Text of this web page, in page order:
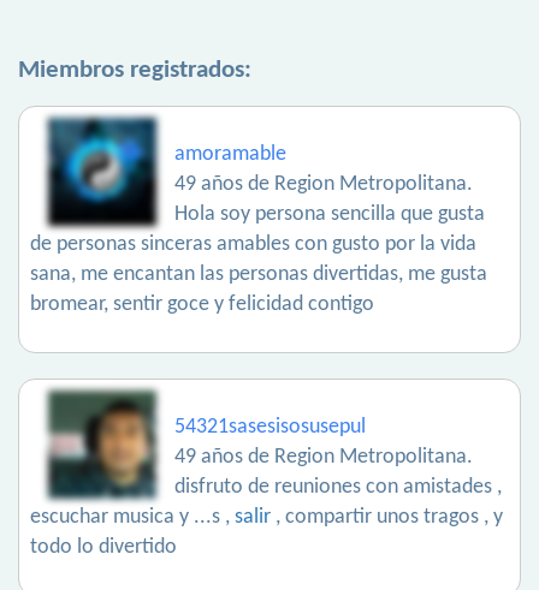
Miembros registrados:
amoramable
49 años de Region Metropolitana.
Hola soy persona sencilla que gusta
de personas sinceras amables con gusto por la vida
sana, me encantan las personas divertidas, me gusta
bromear, sentir goce y felicidad contigo
54321sasesisosusepul
49 años de Region Metropolitana.
disfruto de reuniones con amistades ,
escuchar musica y ...s , salir , compartir unos tragos , y
todo lo divertido